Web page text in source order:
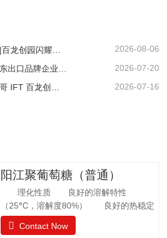
能力很强。热稳定比蔗糖略差，不被大多
数细菌和酵母所发酵。遮蔽异味，平衡口
感和风味。在高温下长时间加热比蔗糖稍
易容易着色。 法规许可中国：食品添加剂
2026-08-06
2026-07-20
中国生物智造亮相芝加哥 IFT 百龙创园 S1421 展位引爆全球健康配料洽谈热潮 2026-07-16
阳江聚葡萄糖（普通）
理化性质 良好的溶解特性
（25℃，溶解度80%） 良好的热稳定
性 环境湿度高，充分吸水 法规
许可 57个国家批准应用聚葡萄糖.
Contact Now